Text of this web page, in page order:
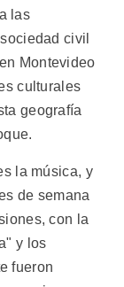
las
civil
Montevideo
culturales
geografía
la música, y
de semana
con la
y los
fueron